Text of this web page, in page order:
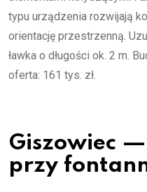
typu urządzenia rozwijają
orientację przestrzenną.
ławka o długości ok. 2 m.
oferta: 161 tys. zł.
Giszowiec
przy